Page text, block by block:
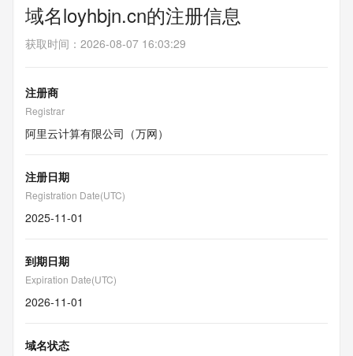
域名loyhbjn.cn的注册信息
获取时间 ： 2026-08-07 16:03:29
注册商
Registrar
阿里云计算有限公司（万网）
注册日期
Registration Date(UTC)
2025-11-01
到期日期
Expiration Date(UTC)
2026-11-01
域名状态